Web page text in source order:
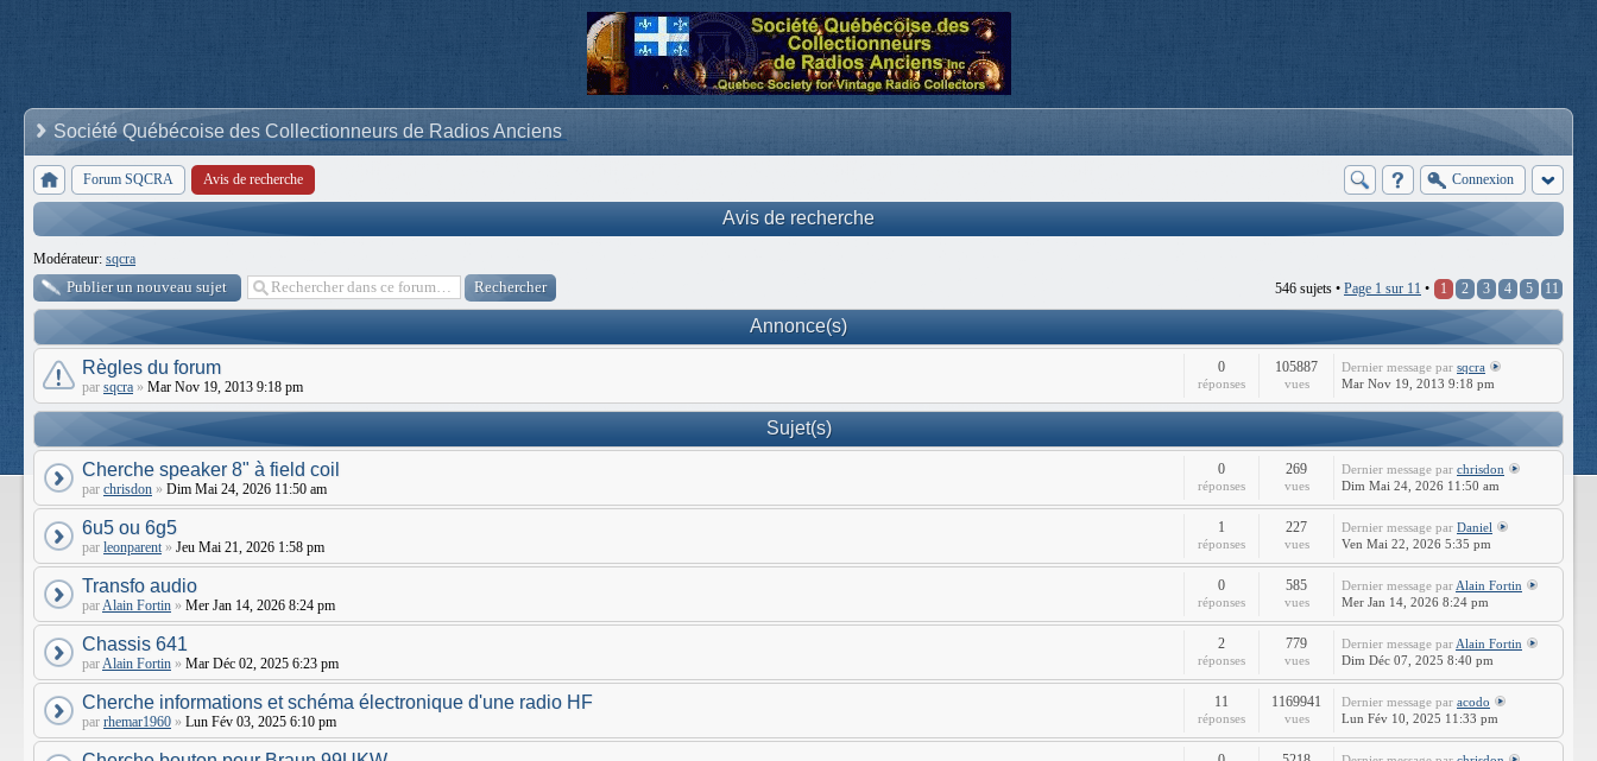
Société Québécoise des Collectionneurs de Radios Anciens
Forum SQCRA Avis de recherche Connexion
Avis de recherche
Modérateur: sqcra
Publier un nouveau sujet 546 sujets • Page 1 sur 11 • 1 2 3 4 5 11
Annonce(s)
Règles du forum
par sqcra » Mar Nov 19, 2013 9:18 pm
0
réponses
105887
vues
Dernier message par sqcra
Mar Nov 19, 2013 9:18 pm
Sujet(s)
Cherche speaker 8" à field coil
par chrisdon » Dim Mai 24, 2026 11:50 am
0
réponses
269
vues
Dernier message par chrisdon
Dim Mai 24, 2026 11:50 am
6u5 ou 6g5
par leonparent » Jeu Mai 21, 2026 1:58 pm
1
réponses
227
vues
Dernier message par Daniel
Ven Mai 22, 2026 5:35 pm
Transfo audio
parAlain Fortin » Mer Jan 14, 2026 8:24 pm
0
réponses
585
vues
Dernier message par Alain Fortin
Mer Jan 14, 2026 8:24 pm
Chassis 641
parAlain Fortin » Mar Déc 02, 2025 6:23 pm
2
réponses
779
vues
Dernier message par Alain Fortin
Dim Déc 07, 2025 8:40 pm
Cherche informations et schéma électronique d'une radio HF
par rhemar1960 » Lun Fév 03, 2025 6:10 pm
11
réponses
1169941
vues
Dernier message par acodo
Lun Fév 10, 2025 11:33 pm